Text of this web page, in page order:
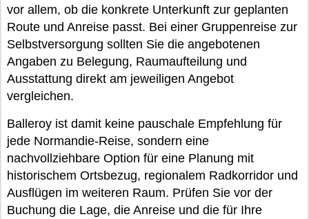
vor allem, ob die konkrete Unterkunft zur geplanten
Route und Anreise passt. Bei einer Gruppenreise zur
Selbstversorgung sollten Sie die angebotenen
Angaben zu Belegung, Raumaufteilung und
Ausstattung direkt am jeweiligen Angebot
vergleichen.
Balleroy ist damit keine pauschale Empfehlung für
jede Normandie-Reise, sondern eine
nachvollziehbare Option für eine Planung mit
historischem Ortsbezug, regionalem Radkorridor und
Ausflügen im weiteren Raum. Prüfen Sie vor der
Buchung die Lage, die Anreise und die für Ihre